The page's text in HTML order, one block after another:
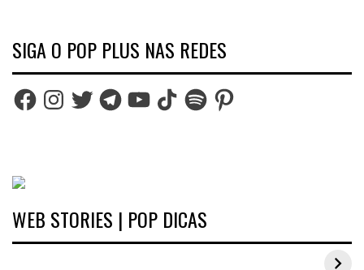
SIGA O POP PLUS NAS REDES
FacebookInstagram
TwitterTelegramYouTubeTikTokSpotifyPinterest
WEB STORIES | POP DICAS
Inspirações de looks plus size para o carnaval